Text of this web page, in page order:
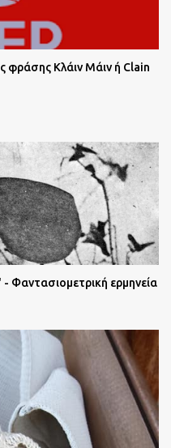
φράσης Κλάιν Μάιν ή Clain
Φαντασιομετρική ερμηνεία